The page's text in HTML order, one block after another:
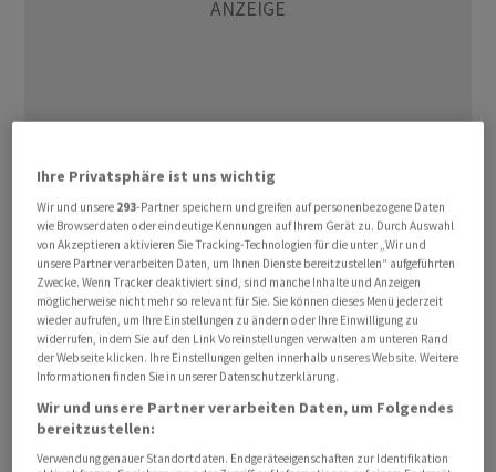
Nach seinem Rekordlauf in den vergangenen drei
Handelsstagen gab der deutsche Leitindex zur
Mittagszeit um 0,5 Prozent auf 25.695 Punkte nach. Der
MDax verlor 0,6 Prozent auf 33.095 Punkte.
In Asien war der südkoreanische Kospi , zuletzt zum
Sinnbild der KI-Rally geworden, zeitweise um 8 Prozent
abgesackt. Am Ende stand ein Minus von knapp 5
Prozent zu Buche, vor allem ausgelöst durch einen
Kursrutsch der Samsung -Aktie nach Eckzahlen zum
Ihre Privatsphäre ist uns wichtig
Wir und unsere 293-Partner speichern und greifen auf personenbezogene Daten
wie Browserdaten oder eindeutige Kennungen auf Ihrem Gerät zu. Durch Auswahl
von Akzeptieren aktivieren Sie Tracking-Technologien für die unter „Wir und
unsere Partner verarbeiten Daten, um Ihnen Dienste bereitzustellen“ aufgeführten
Zwecke. Wenn Tracker deaktiviert sind, sind manche Inhalte und Anzeigen
möglicherweise nicht mehr so relevant für Sie. Sie können dieses Menü jederzeit
wieder aufrufen, um Ihre Einstellungen zu ändern oder Ihre Einwilligung zu
widerrufen, indem Sie auf den Link Voreinstellungen verwalten am unteren Rand
der Webseite klicken. Ihre Einstellungen gelten innerhalb unseres Website. Weitere
Informationen finden Sie in unserer Datenschutzerklärung.
Wir und unsere Partner verarbeiten Daten, um Folgendes
bereitzustellen:
Verwendung genauer Standortdaten. Endgeräteeigenschaften zur Identifikation